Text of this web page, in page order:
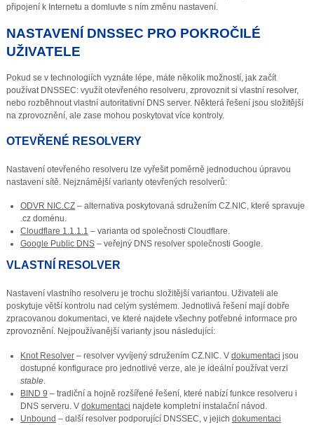
připojení k Internetu a domluvte s ním změnu nastavení.
NASTAVENÍ DNSSEC PRO POKROČILÉ
UŽIVATELE
Pokud se v technologiích vyznáte lépe, máte několik možností, jak začít
používat DNSSEC: využít otevřeného resolveru, zprovoznit si vlastní resolver,
nebo rozběhnout vlastní autoritativní DNS server. Některá řešení jsou složitější
na zprovoznění, ale zase mohou poskytovat více kontroly.
OTEVŘENÉ RESOLVERY
Nastavení otevřeného resolveru lze vyřešit poměrně jednoduchou úpravou
nastavení sítě. Nejznámější varianty otevřených resolverů:
ODVR NIC.CZ– alternativa poskytovaná sdružením CZ.NIC, které spravuje
.cz doménu.
Cloudflare 1.1.1.1 – varianta od společnosti Cloudflare.
Google Public DNS– veřejný DNS resolver společnosti Google.
VLASTNÍ RESOLVER
Nastavení vlastního resolveru je trochu složitější variantou. Uživateli ale
poskytuje větší kontrolu nad celým systémem. Jednotlivá řešení mají dobře
zpracovanou dokumentaci, ve které najdete všechny potřebné informace pro
zprovoznění. Nejpoužívanější varianty jsou následující:
Knot Resolver– resolver vyvíjený sdružením CZ.NIC. V dokumentaci jsou
dostupné konfigurace pro jednotlivé verze, ale je ideální používat verzi
stable.
BIND 9 – tradiční a hojně rozšířené řešení, které nabízí funkce resolveru i
DNS serveru. V dokumentaci najdete kompletní instalační návod.
Unbound – další resolver podporující DNSSEC, v jejich dokumentaci